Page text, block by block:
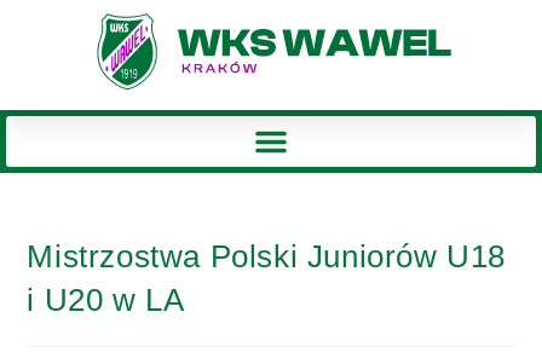
Mistrzostwa Polski Juniorów U18
i U20 w LA